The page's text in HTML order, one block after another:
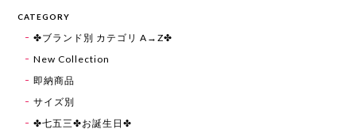
CATEGORY
✤ブランド別 カテゴリ A→Z✤
New Collection
即納商品
サイズ別
✤七五三✤お誕生日✤